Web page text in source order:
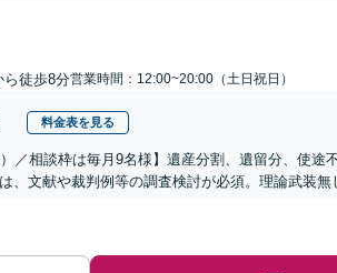
ら徒歩8分営業時間：12:00~20:00（土日祝日）
料金表を見る
／相談枠は毎月9名様】遺産分割、遺留分、使途
、文献や裁判例等の調査検討が必須。理論武装無